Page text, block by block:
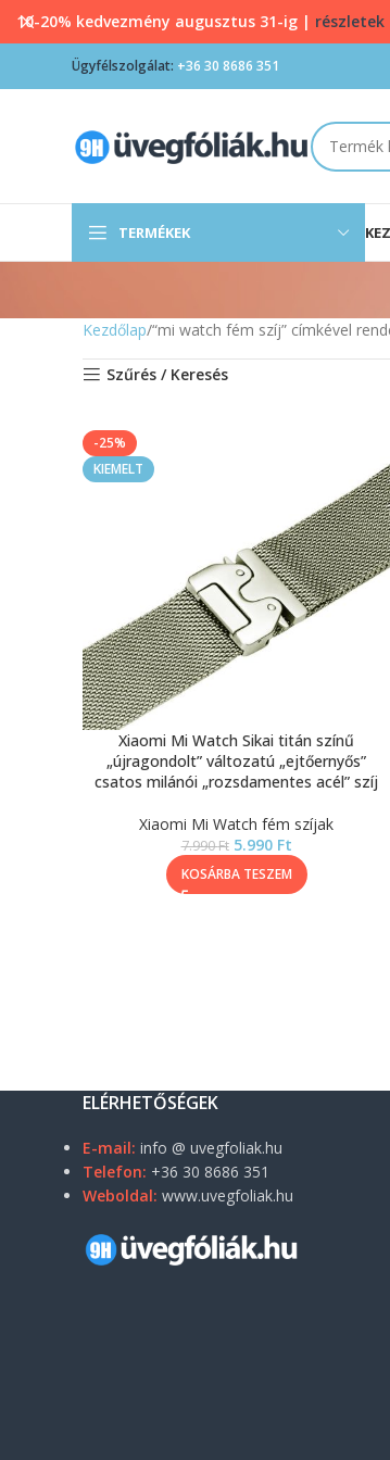
Ügyfélszolgálat: +36 30 8686 351
TERMÉKEK
Kezdőlap “mi watch fém szíj” címkével
Szűrés / Keresés
-25%
KIEMELT
Xiaomi Mi Watch Sikai titán színű
„újragondolt” változatú „ejtőernyős”
csatos milánói „rozsdamentes acél” szíj
Xiaomi Mi Watch fém szíjak
7.990Ft 5.990 Ft
KOSÁRBA TESZEM
ELÉRHETŐSÉGEK
E-mail: info @ uvegfoliak.hu
Telefon: +36 30 8686 351
Weboldal: www.uvegfoliak.hu
10-20% kedvezmény augusztus 31-ig | részletek